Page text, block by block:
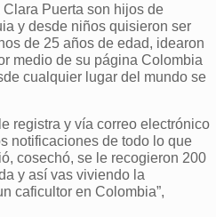
Puerta son hijos de
y desde niños quisieron ser
de 25 años de edad, idearon
medio de su página Colombia
cualquier lugar del mundo se
registra y vía correo electrónico
notificaciones de todo lo que
cosechó, se le recogieron 200
y así vas viviendo la
caficultor en Colombia”,